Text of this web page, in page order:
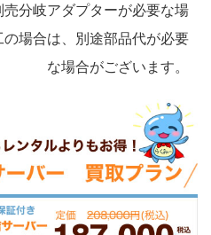
分岐アダプターが必要な場
場合は、別途部品代が必要
な場合がございます。